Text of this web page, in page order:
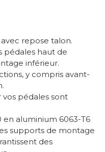
repose talon.
pédales haut de
inférieur.
y compris avant-
vos pédales sont
en aluminium 6063-T6
supports de montage
des